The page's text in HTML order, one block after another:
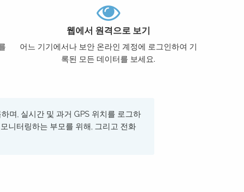
웹에서 원격으로 보기
어느 기기에서나 보안 온라인 계정에 로그인하여 기
록된 모든 데이터를 보세요.
며, 실시간 및 과거 GPS 위치를 로그하
니터링하는 부모를 위해, 그리고 전화